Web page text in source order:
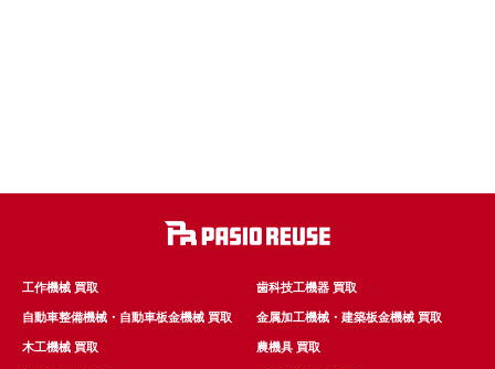
工作機械 買取 歯科技工機器 買取
自動車整備機械・自動車板金機械 買取 金属加工機械・建築板金機械 買取
木工機械 買取 農機具 買取